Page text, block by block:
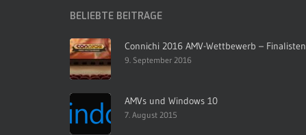
BELIEBTE BEITRÄGE
Connichi 2016 AMV-Wettbewerb – Finalisten
9. September 2016
AMVs und Windows 10
7. August 2015